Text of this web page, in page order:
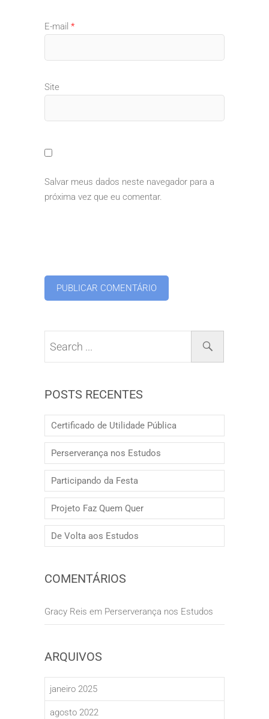
E-mail *
Site
Salvar meus dados neste navegador para a
próxima vez que eu comentar.
POSTS RECENTES
Certificado de Utilidade Pública
Perserverança nos Estudos
Participando da Festa
Projeto Faz Quem Quer
De Volta aos Estudos
COMENTÁRIOS
Gracy Reis em Perserverança nos Estudos
ARQUIVOS
janeiro 2025
agosto 2022